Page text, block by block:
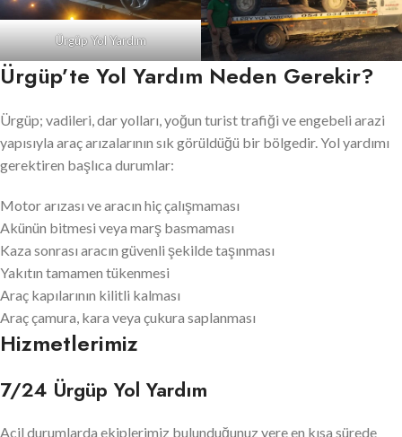
Ürgüp Yol Yardım
Ürgüp’te Yol Yardım Neden Gerekir?
Ürgüp; vadileri, dar yolları, yoğun turist trafiği ve engebeli arazi
yapısıyla araç arızalarının sık görüldüğü bir bölgedir. Yol yardımı
gerektiren başlıca durumlar:
Motor arızası ve aracın hiç çalışmaması
Akünün bitmesi veya marş basmaması
Kaza sonrası aracın güvenli şekilde taşınması
Yakıtın tamamen tükenmesi
Araç kapılarının kilitli kalması
Araç çamura, kara veya çukura saplanması
Hizmetlerimiz
7/24 Ürgüp Yol Yardım
Acil durumlarda ekiplerimiz bulunduğunuz yere en kısa sürede